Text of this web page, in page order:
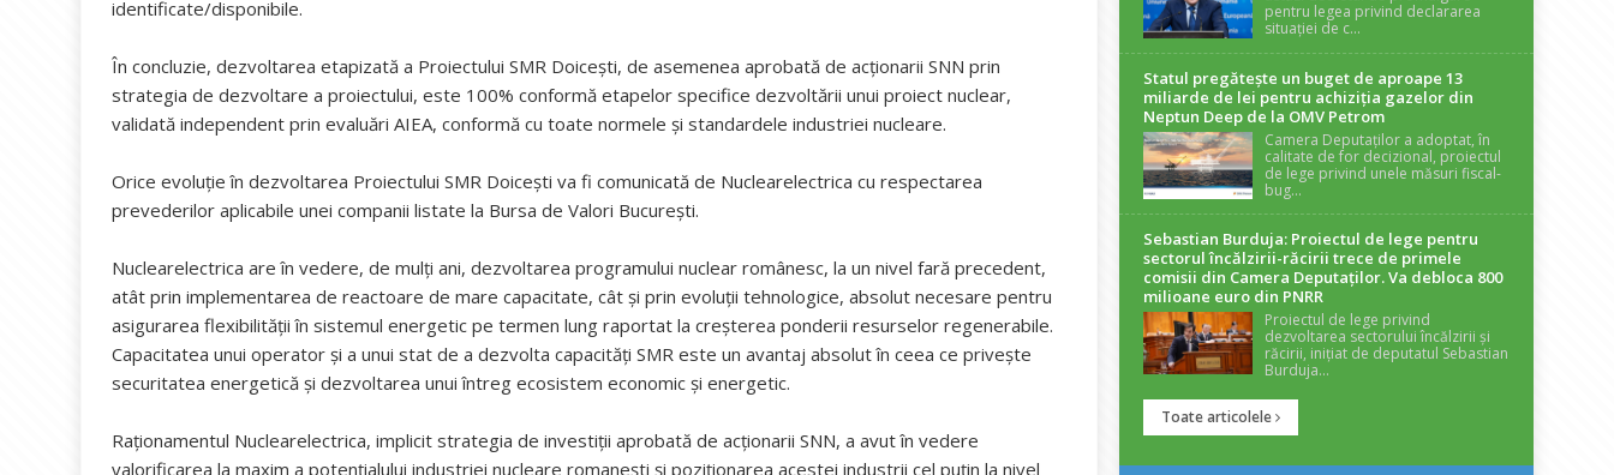
identificate/disponibile.
În concluzie, dezvoltarea etapizată a Proiectului SMR Doicești, de asemenea aprobată de acționarii SNN prin
strategia de dezvoltare a proiectului, este 100% conformă etapelor specifice dezvoltării unui proiect nuclear,
validată independent prin evaluări AIEA, conformă cu toate normele și standardele industriei nucleare.
Orice evoluție în dezvoltarea Proiectului SMR Doicești va fi comunicată de Nuclearelectrica cu respectarea
prevederilor aplicabile unei companii listate la Bursa de Valori București.
Nuclearelectrica are în vedere, de mulți ani, dezvoltarea programului nuclear românesc, la un nivel fară precedent,
atât prin implementarea de reactoare de mare capacitate, cât și prin evoluții tehnologice, absolut necesare pentru
asigurarea flexibilității în sistemul energetic pe termen lung raportat la creșterea ponderii resurselor regenerabile.
Capacitatea unui operator și a unui stat de a dezvolta capacități SMR este un avantaj absolut în ceea ce privește
securitatea energetică și dezvoltarea unui întreg ecosistem economic și energetic.
Raționamentul Nuclearelectrica, implicit strategia de investiții aprobată de acționarii SNN, a avut în vedere
valorificarea la maxim a potențialului industriei nucleare romanești și poziționarea acestei industrii cel puțin la nivel
pentru legea privind declararea
situației de c...
Statul pregătește un buget de aproape 13
miliarde de lei pentru achiziția gazelor din
Neptun Deep de la OMV Petrom
Camera Deputaților a adoptat, în
calitate de for decizional, proiectul
de lege privind unele măsuri fiscal-
bug...
Sebastian Burduja: Proiectul de lege pentru
sectorul încălzirii-răcirii trece de primele
comisii din Camera Deputaților. Va debloca 800
milioane euro din PNRR
Proiectul de lege privind
dezvoltarea sectorului încălzirii și
răcirii, inițiat de deputatul Sebastian
Burduja...
Toate articolele